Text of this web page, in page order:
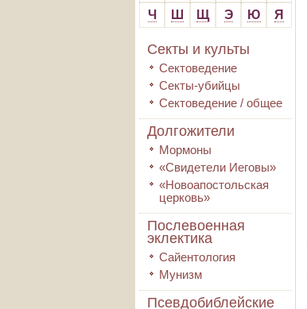
Ч
Ш Щ Э Ю Я
Секты и культы
Сектоведение
Секты-убийцы
Сектоведение / общее
Долгожители
Мормоны
«Свидетели Иеговы»
«Новоапостольская
церковь»
Послевоенная
эклектика
Сайентология
Мунизм
Псевдобиблейские